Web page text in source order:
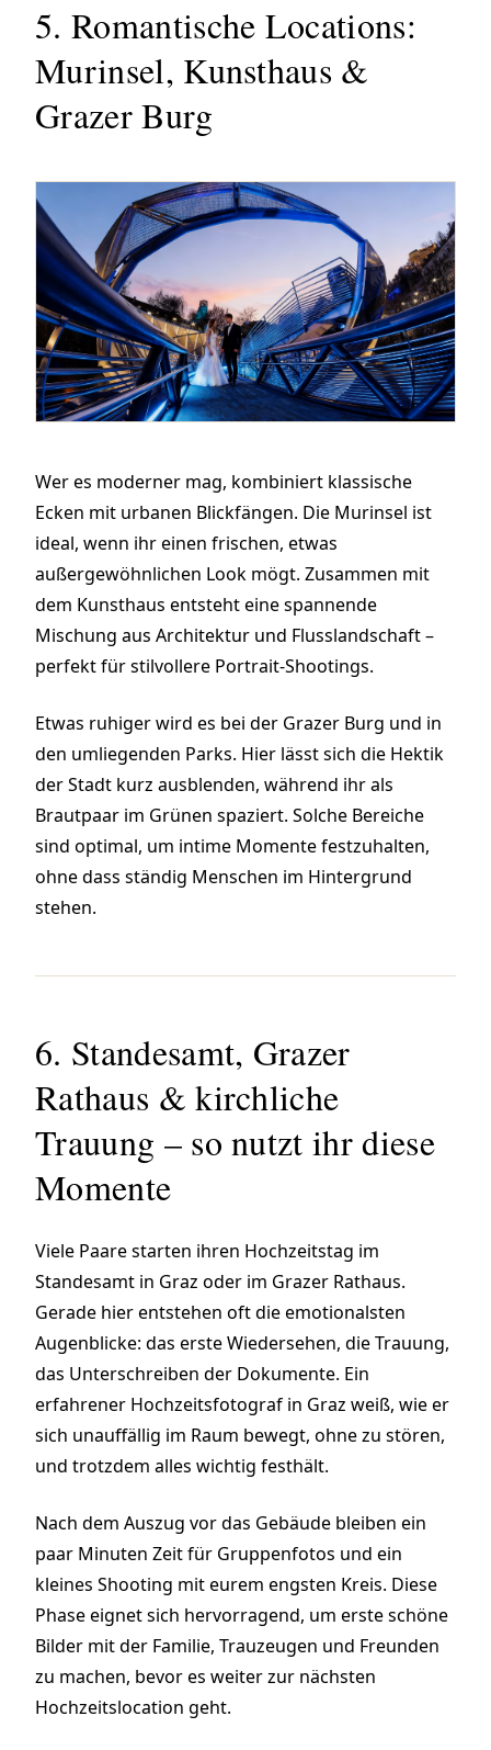
5. Romantische Locations:
Murinsel, Kunsthaus &
Grazer Burg
Wer es moderner mag, kombiniert klassische
Ecken mit urbanen Blickfängen. Die Murinsel ist
ideal, wenn ihr einen frischen, etwas
außergewöhnlichen Look mögt. Zusammen mit
dem Kunsthaus entsteht eine spannende
Mischung aus Architektur und Flusslandschaft –
perfekt für stilvollere Portrait-Shootings.
Etwas ruhiger wird es bei der Grazer Burg und in
den umliegenden Parks. Hier lässt sich die Hektik
der Stadt kurz ausblenden, während ihr als
Brautpaar im Grünen spaziert. Solche Bereiche
sind optimal, um intime Momente festzuhalten,
ohne dass ständig Menschen im Hintergrund
stehen.
6. Standesamt, Grazer
Rathaus & kirchliche
Trauung – so nutzt ihr diese
Momente
Viele Paare starten ihren Hochzeitstag im
Standesamt in Graz oder im Grazer Rathaus.
Gerade hier entstehen oft die emotionalsten
Augenblicke: das erste Wiedersehen, die Trauung,
das Unterschreiben der Dokumente. Ein
erfahrener Hochzeitsfotograf in Graz weiß, wie er
sich unauffällig im Raum bewegt, ohne zu stören,
und trotzdem alles wichtig festhält.
Nach dem Auszug vor das Gebäude bleiben ein
paar Minuten Zeit für Gruppenfotos und ein
kleines Shooting mit eurem engsten Kreis. Diese
Phase eignet sich hervorragend, um erste schöne
Bilder mit der Familie, Trauzeugen und Freunden
zu machen, bevor es weiter zur nächsten
Hochzeitslocation geht.